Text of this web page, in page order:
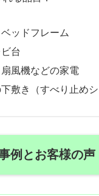
ッドフレーム
台
風機などの家電
敷き（すべり止めシ
例とお客様の声